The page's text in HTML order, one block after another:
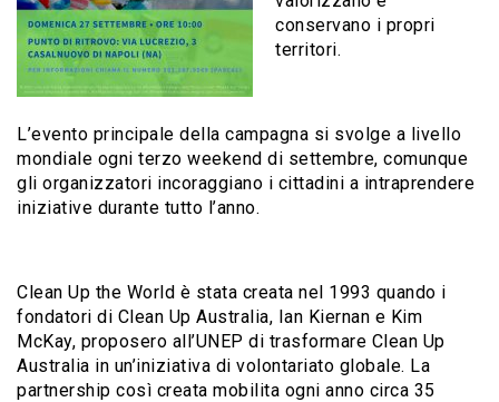
conservano i propri
territori.
L’evento principale della campagna si svolge a livello
mondiale ogni terzo weekend di settembre, comunque
gli organizzatori incoraggiano i cittadini a intraprendere
iniziative durante tutto l’anno.
Clean Up the World è stata creata nel 1993 quando i
fondatori di Clean Up Australia, Ian Kiernan e Kim
McKay, proposero all’UNEP di trasformare Clean Up
Australia in un’iniziativa di volontariato globale. La
partnership così creata mobilita ogni anno circa 35